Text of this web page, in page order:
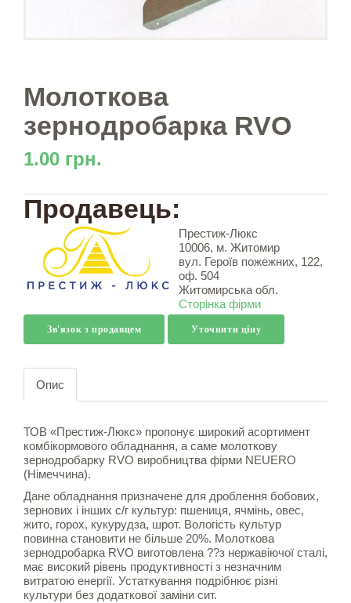
Молоткова
зернодробарка RVO
1.00 грн.
Продавець:
Престиж-Люкс
10006, м. Житомир
вул. Героїв пожежних, 122,
оф. 504
Житомирська обл.
Сторінка фірми
Зв'язок з продавцем Уточнити ціну
Опис
ТОВ «Престиж-Люкс» пропонує широкий асортимент
комбікормового обладнання, а саме молоткову
зернодробарку RVO виробництва фірми NEUERO
(Німеччина).
Дане обладнання призначене для дроблення бобових,
зернових і інших с/г культур: пшениця, ячмінь, овес,
жито, горох, кукурудза, шрот. Вологість культур
повинна становити не більше 20%. Молоткова
зернодробарка RVO виготовлена ??з нержавіючої сталі,
має високий рівень продуктивності з незначним
витратою енергії. Устаткування подрібнює різні
культури без додаткової заміни сит.